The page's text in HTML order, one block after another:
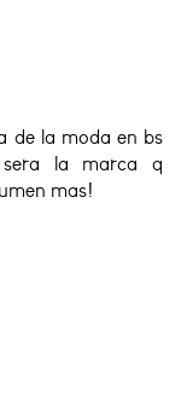
de la moda en bs
sera la marca q
mas!